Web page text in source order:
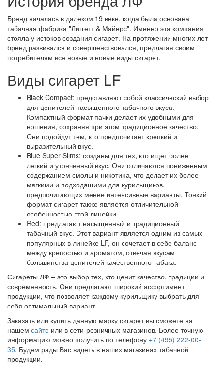
Бренд началась в далеком 19 веке, когда была основана
табачная фабрика "Лиггетт & Майерс". Именно эта компания
стояла у истоков создания сигарет. На протяжении многих лет
бренд развивался и совершенствовался, предлагая своим
потребителям все новые и новые виды сигарет.
Виды сигарет LF
Black Compact: представляют собой классический выбор
для ценителей насыщенного табачного вкуса.
Компактный формат пачки делает их удобными для
ношения, сохраняя при этом традиционное качество.
Они подойдут тем, кто предпочитает крепкий и
выразительный вкус.
Blue Super Slims: созданы для тех, кто ищет более
легкий и утонченный вкус. Они отличаются пониженным
содержанием смолы и никотина, что делает их более
мягкими и подходящими для курильщиков,
предпочитающих менее интенсивные варианты. Тонкий
формат сигарет также является отличительной
особенностью этой линейки.
Red: предлагают насыщенный и традиционный
табачный вкус. Этот вариант является одним из самых
популярных в линейке LF, он сочетает в себе баланс
между крепостью и ароматом, отвечая вкусам
большинства ценителей качественного табака.
Сигареты ЛФ – это выбор тех, кто ценит качество, традиции и
современность. Они предлагают широкий ассортимент
продукции, что позволяет каждому курильщику выбрать для
себя оптимальный вариант.
Заказать или купить данную марку сигарет вы сможете на
нашем сайте или в сети-розничных магазинов. Более точную
информацию можно получить по телефону +7 (495) 222-00-
35. Будем рады Вас видеть в наших магазинах табачной
продукции.